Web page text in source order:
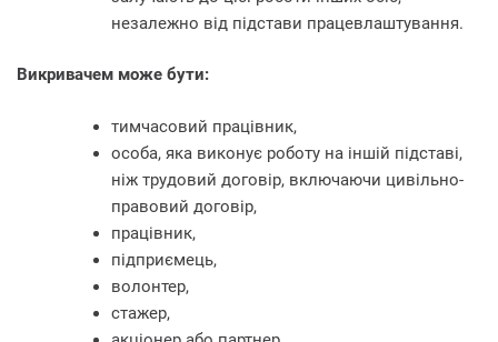
незалежно від підстави працевлаштування.
Викривачем може бути:
тимчасовий працівник,
особа, яка виконує роботу на іншій підставі,
ніж трудовий договір, включаючи цивільно-
правовий договір,
працівник,
підприємець,
волонтер,
стажер,